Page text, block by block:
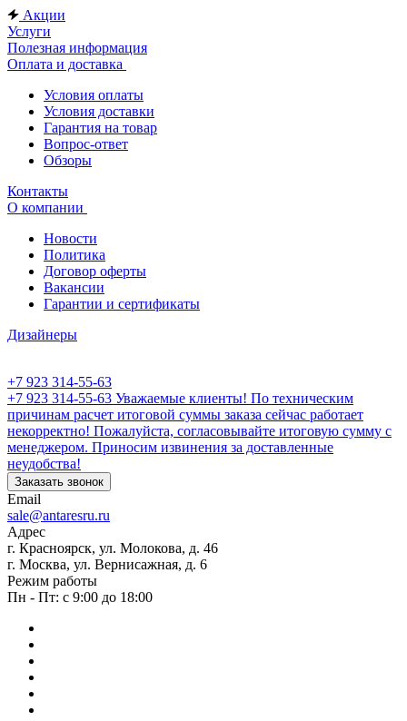
Акции
Услуги
Полезная информация
Оплата и доставка
Условия оплаты
Условия доставки
Гарантия на товар
Вопрос-ответ
Обзоры
Контакты
О компании
Новости
Политика
Договор оферты
Вакансии
Гарантии и сертификаты
Дизайнеры
+7 923 314-55-63
+7 923 314-55-63 Уважаемые клиенты! По техническим
причинам расчет итоговой суммы заказа сейчас работает
некорректно! Пожалуйста, согласовывайте итоговую сумму с
менеджером. Приносим извинения за доставленные
неудобства!
Заказать звонок
Email
sale@antaresru.ru
Адрес
г. Красноярск, ул. Молокова, д. 46
г. Москва, ул. Вернисажная, д. 6
Режим работы
Пн - Пт: с 9:00 до 18:00